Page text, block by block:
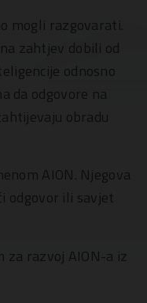
mogli razgovarati.
zahtjev dobili od
odnosno
da odgovore na
obradu
AION. Njegova
odgovor ili savjet
za razvoj AION-a iz